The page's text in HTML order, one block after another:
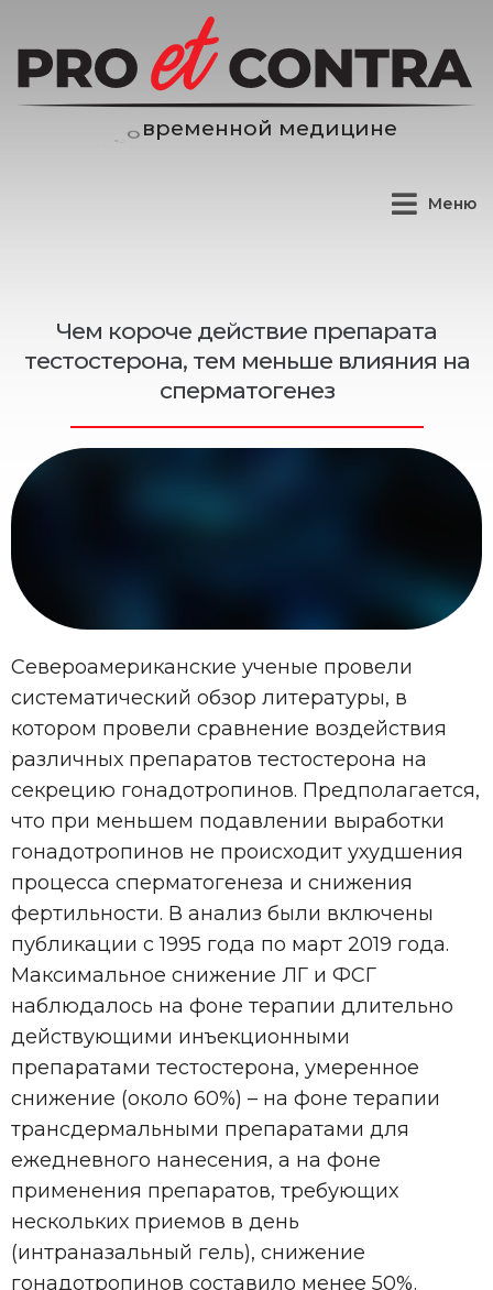
е нной медицине
Меню
Чем короче действие препарата
тестостерона, тем меньше влияния на
сперматогенез
Североамериканские ученые провели
систематический обзор литературы, в
котором провели сравнение воздействия
различных препаратов тестостерона на
секрецию гонадотропинов. Предполагается,
что при меньшем подавлении выработки
гонадотропинов не происходит ухудшения
процесса сперматогенеза и снижения
фертильности. В анализ были включены
публикации с 1995 года по март 2019 года.
Максимальное снижение ЛГ и ФСГ
наблюдалось на фоне терапии длительно
действующими инъекционными
препаратами тестостерона, умеренное
снижение (около 60%) – на фоне терапии
трансдермальными препаратами для
ежедневного нанесения, а на фоне
применения препаратов, требующих
нескольких приемов в день
(интраназальный гель), снижение
гонадотропинов составило менее 50%.